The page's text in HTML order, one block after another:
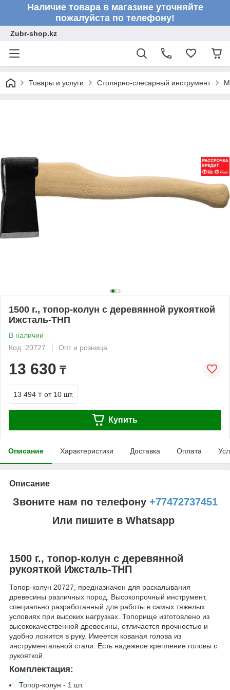
Наличие товара в магазине уточняйте
пожалуйста по телефону!
Zubr-shop.kz
Товары и услуги Столярно-слесарный инструмент
1500 г., топор-колун с деревянной рукояткой
Ижсталь-ТНП
В наличии
Код: 20727
Опт и розница
13 630 ₸
13 494 ₸ от 10 шт.
Купить
Описание Характеристики Доставка Оплата
Описание
Звоните нам по телефону +77472737451
Или пишите в Whatsapp
1500 г., топор-колун с деревянной
рукояткой Ижсталь-ТНП
Топор-колун 20727, предназначен для раскалывания
древесины различных пород. Высокопрочный инструмент,
специально разработанный для работы в самых тяжелых
условиях при высоких нагрузках. Топорище изготовлено из
высококачественной древесины, отличается прочностью и
удобно ложится в руку. Имеется кованая голова из
инструментальной стали. Есть надежное крепление головы с
рукояткой.
Комплектация:
Топор-колун - 1 шт.